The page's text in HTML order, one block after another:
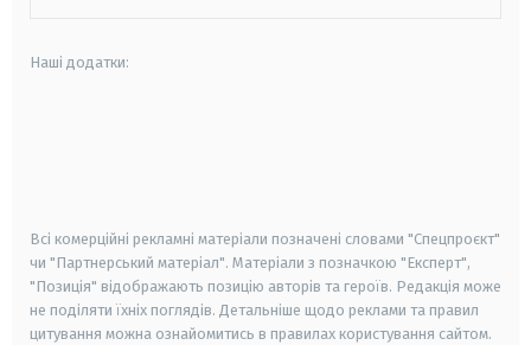
Наші додатки:
Всі комерційні рекламні матеріали позначені словами "Спецпроєкт"
чи "Партнерський матеріал". Матеріали з позначкою "Експерт",
"Позиція" відображають позицію авторів та героїв. Редакція може
не поділяти їхніх поглядів. Детальніше щодо реклами та правил
цитування можна ознайомитись в правилах користування сайтом.